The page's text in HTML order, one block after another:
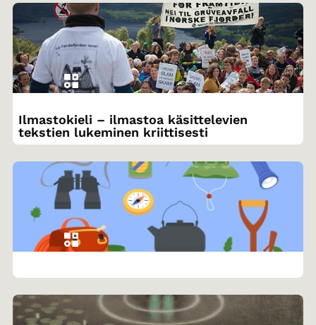
Ilmastokieli – ilmastoa käsittelevien
tekstien lukeminen kriittisesti